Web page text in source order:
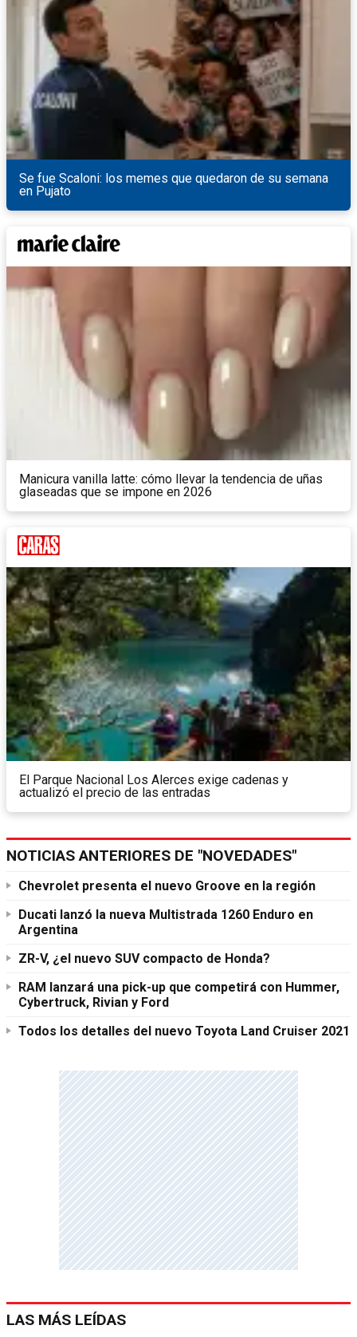
Se fue Scaloni: los memes que quedaron de su semana
en Pujato
Manicura vanilla latte: cómo llevar la tendencia de uñas
glaseadas que se impone en 2026
El Parque Nacional Los Alerces exige cadenas y
actualizó el precio de las entradas
NOTICIAS ANTERIORES DE "NOVEDADES"
Chevrolet presenta el nuevo Groove en la región
Ducati lanzó la nueva Multistrada 1260 Enduro en
Argentina
ZR-V, ¿el nuevo SUV compacto de Honda?
RAM lanzará una pick-up que competirá con Hummer,
Cybertruck, Rivian y Ford
Todos los detalles del nuevo Toyota Land Cruiser 2021
LAS MÁS LEÍDAS